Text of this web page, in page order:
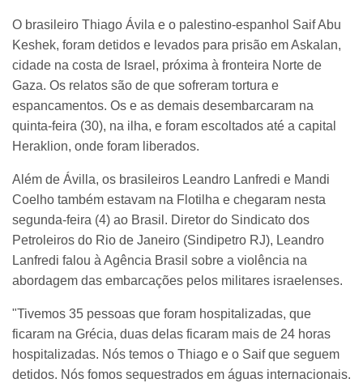
O brasileiro Thiago Ávila e o palestino-espanhol Saif Abu
Keshek, foram detidos e levados para prisão em Askalan,
cidade na costa de Israel, próxima à fronteira Norte de
Gaza. Os relatos são de que sofreram tortura e
espancamentos. Os e as demais desembarcaram na
quinta-feira (30), na ilha, e foram escoltados até a capital
Heraklion, onde foram liberados.
Além de Ávilla, os brasileiros Leandro Lanfredi e Mandi
Coelho também estavam na Flotilha e chegaram nesta
segunda-feira (4) ao Brasil. Diretor do Sindicato dos
Petroleiros do Rio de Janeiro (Sindipetro RJ), Leandro
Lanfredi falou à Agência Brasil sobre a violência na
abordagem das embarcações pelos militares israelenses.
"Tivemos 35 pessoas que foram hospitalizadas, que
ficaram na Grécia, duas delas ficaram mais de 24 horas
hospitalizadas. Nós temos o Thiago e o Saif que seguem
detidos. Nós fomos sequestrados em águas internacionais.